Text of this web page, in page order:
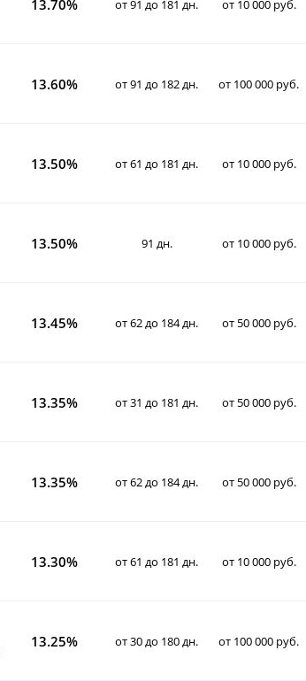
13.70% от 91 до 181 дн. от 10 000 руб.
13.60% от 91 до 182 дн. от 100 000 руб.
13.50% от 61 до 181 дн. от 10 000 руб.
13.50% 91 дн. от 10 000 руб.
13.45% от 62 до 184 дн. от 50 000 руб.
13.35% от 31 до 181 дн. от 50 000 руб.
13.35% от 62 до 184 дн. от 50 000 руб.
13.30% от 61 до 181 дн. от 10 000 руб.
13.25% от 30 до 180 дн. от 100 000 руб.